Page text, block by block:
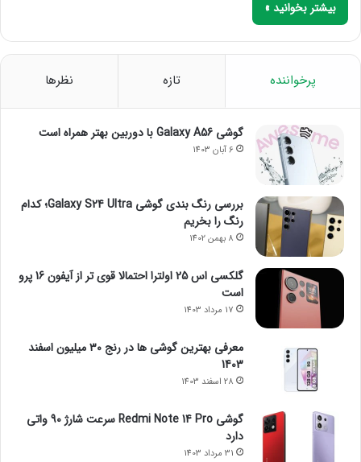
بیشتر بخوانید »
پرخواننده تازه نظرها
گوشی Galaxy A56 با دوربین بهتر همراه است
6 آبان 1403
بررسی رنگ بندی گوشی Galaxy S24 Ultra؛ کدام
رنگ را بخریم
8 بهمن 1402
گلکسی اس 25 اولترا احتمالا قوی تر از آیفون 16 پرو
است
17 مرداد 1403
معرفی بهترین گوشی ها در رنج ۳۰ میلیون اسفند
1403
28 اسفند 1403
گوشی Redmi Note 14 Pro سرعت شارژ 90 واتی
دارد
31 مرداد 1403